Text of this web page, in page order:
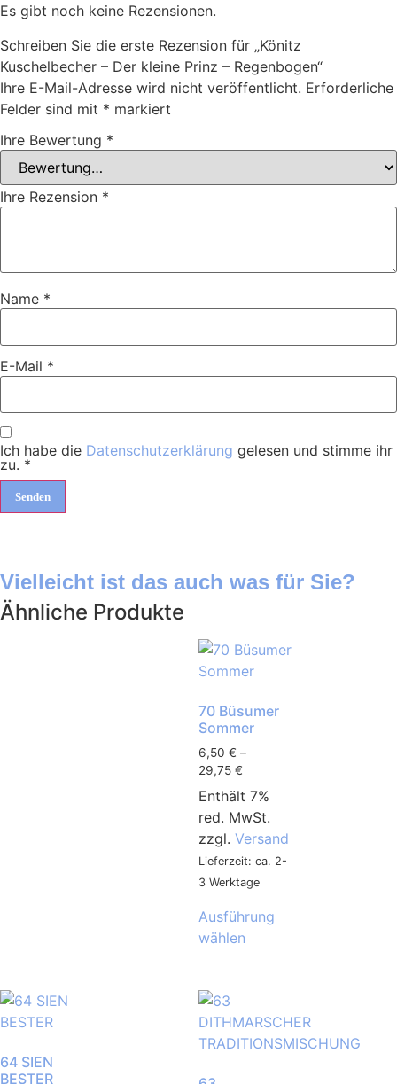
Es gibt noch keine Rezensionen.
Schreiben Sie die erste Rezension für „Könitz
Kuschelbecher – Der kleine Prinz – Regenbogen“
Ihre E-Mail-Adresse wird nicht veröffentlicht. Erforderliche
Felder sind mit * markiert
Ihre Bewertung *
Ihre Rezension *
Name *
E-Mail *
Ich habe die Datenschutzerklärung gelesen und stimme ihr
zu. *
Vielleicht ist das auch was für Sie?
Ähnliche Produkte
70 Büsumer
Sommer
6,50 € –
29,75 €
Enthält 7%
red. MwSt.
zzgl. Versand
Lieferzeit: ca. 2-
3 Werktage
Ausführung
wählen
64 SIEN
BESTER